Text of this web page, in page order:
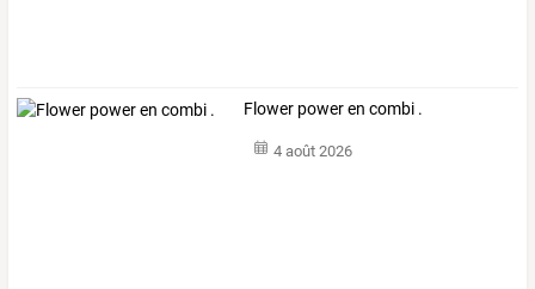
Flower power en combi .
4 août 2026